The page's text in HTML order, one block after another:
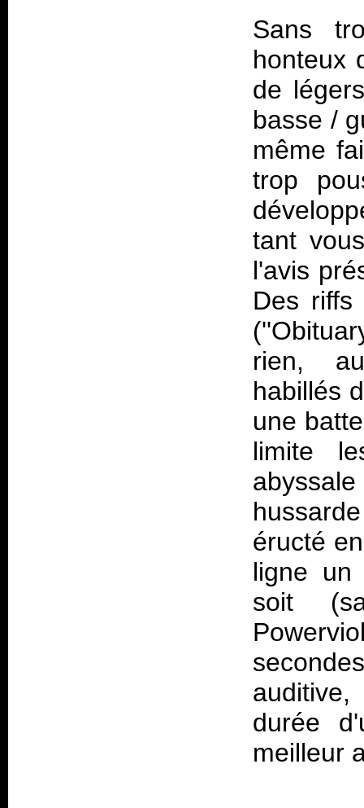
Sans
honteux
de
basse /
même
trop
tant
l'avis
Des riffs
rien,
habillés
une
limite
éructé
ligne un
soit
durée
meilleur